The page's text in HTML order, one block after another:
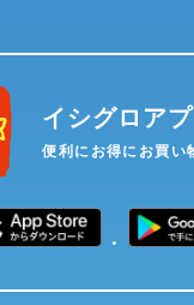
イシグロアプ
便利にお得にお買い